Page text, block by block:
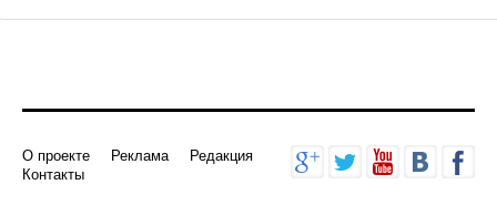
О проекте Реклама
Редакция
Контакты